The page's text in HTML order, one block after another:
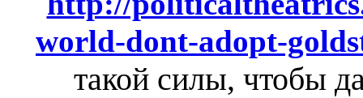
world-dont-adopt-
такой силы, чтобы